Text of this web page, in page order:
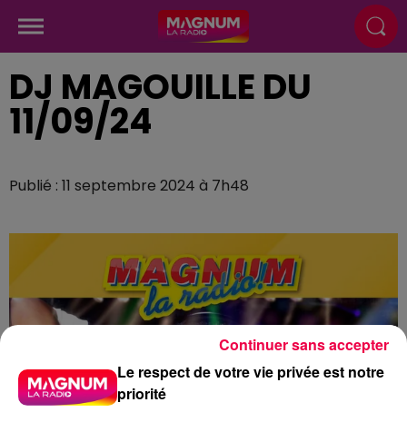
DJ MAGOUILLE DU
11/09/24
Publié : 11 septembre 2024 à 7h48
Le respect de votre vie privée est notre
priorité
Continuer sans accepter